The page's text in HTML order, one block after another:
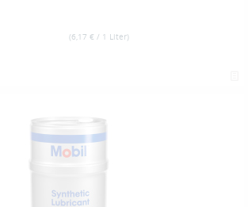
(6,17 € / 1 Liter)